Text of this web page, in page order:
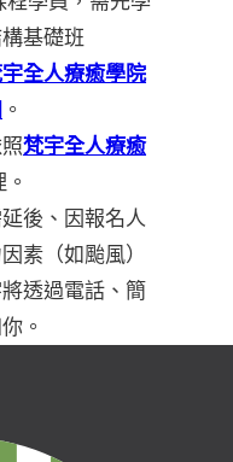
基礎班
全人療癒學院
。
梵宇全人療癒
後、因報名人
素（如颱風）
透過電話、簡
。